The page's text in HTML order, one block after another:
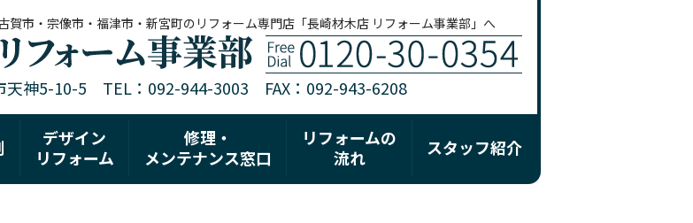
賀市・宗像市・福津市・新宮町のリフォーム専門店「長崎材木店 リフォーム事業部」へ
神5-10-5 TEL：092-944-3003 FAX：092-943-6208
デザイン
リフォーム
修理・
メンテナンス窓口
リフォームの
流れ
スタッフ紹介